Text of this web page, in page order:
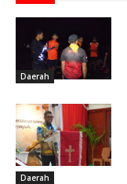
Daerah
Daerah